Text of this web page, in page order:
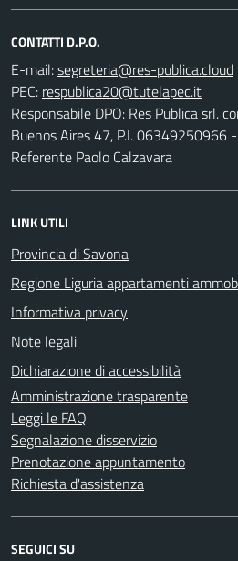
CONTATTI D.P.O.
E-mail:
PEC:
Responsabile DPO: Res Publica srl.
Buenos Aires 47, P.I.
Referente Paolo Calzavara
LINK UTILI
Provincia di Savona
Regione Liguria appartamenti
Informativa privacy
Note legali
Dichiarazione di accessibilità
Amministrazione trasparente
Leggi le FAQ
Segnalazione disservizio
Prenotazione appuntamento
Richiesta d'assistenza
SEGUICI SU